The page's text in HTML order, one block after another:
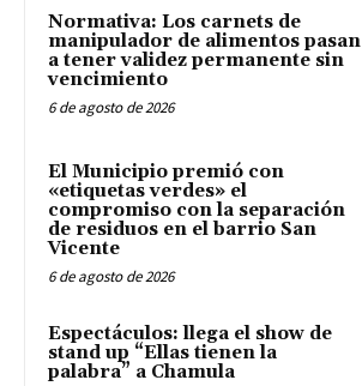
Normativa: Los carnets de
manipulador de alimentos pasan
a tener validez permanente sin
vencimiento
6 de agosto de 2026
El Municipio premió con
«etiquetas verdes» el
compromiso con la separación
de residuos en el barrio San
Vicente
6 de agosto de 2026
Espectáculos: llega el show de
stand up “Ellas tienen la
palabra” a Chamula